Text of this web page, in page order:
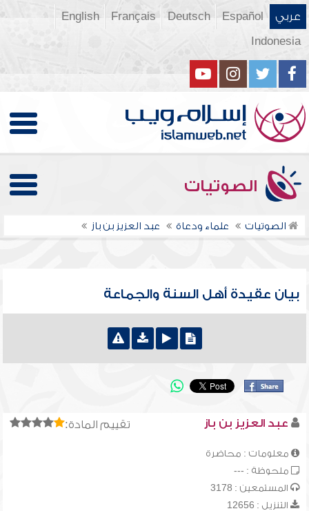
عربي Español
Deutsch
Français
English
Indonesia
الصوتيات
الصوتيات علماء ودعاة عبد العزيز بن باز
بيان عقيدة أهل السنة والجماعة
تقييم المادة: عبد العزيز بن باز
معلومات : محاضرة
ملحوظة : ---
المستمعين : 3178
التنزيل : 12656